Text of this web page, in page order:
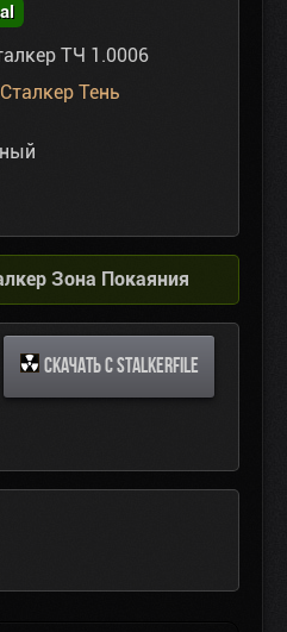
ТЧ 1.0006
Тень
Зона Покаяния
СКАЧАТЬ С STALKERFILE